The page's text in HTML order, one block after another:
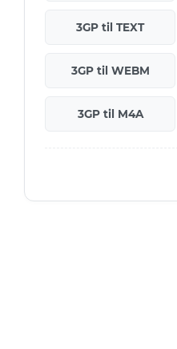
3GP til TEXT
3GP til WEBM
3GP til M4A